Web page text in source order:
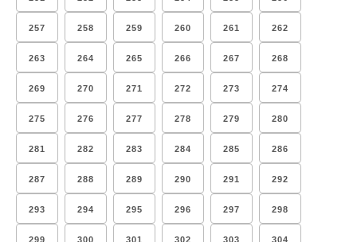
257 258 259 260 261 262
263 264 265 266 267 268
269 270 271 272 273 274
275 276 277 278 279 280
281 282 283 284 285 286
287 288 289 290 291 292
293 294 295 296 297 298
299 300 301 302 303 304